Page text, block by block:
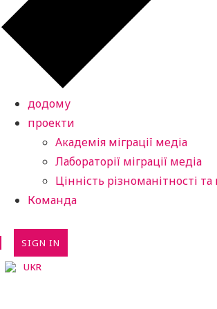
додому
проекти
Академія міграції медіа
Лабораторії міграції медіа
Цінність різноманітності
Команда
SIGN IN
UKR